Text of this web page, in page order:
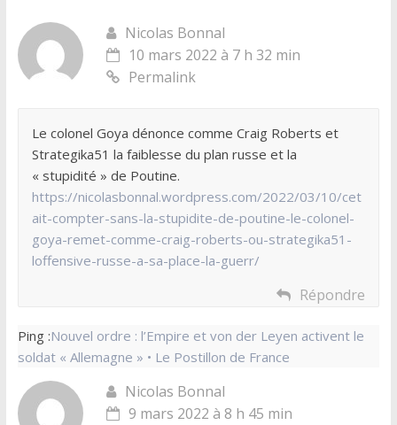
Nicolas Bonnal
10 mars 2022 à 7 h 32 min
Permalink
Le colonel Goya dénonce comme Craig Roberts et
Strategika51 la faiblesse du plan russe et la
« stupidité » de Poutine.
https://nicolasbonnal.wordpress.com/2022/03/10/cet
ait-compter-sans-la-stupidite-de-poutine-le-colonel-
goya-remet-comme-craig-roberts-ou-strategika51-
loffensive-russe-a-sa-place-la-guerr/
Répondre
Ping :Nouvel ordre : l’Empire et von der Leyen activent le
soldat « Allemagne » • Le Postillon de France
Nicolas Bonnal
9 mars 2022 à 8 h 45 min